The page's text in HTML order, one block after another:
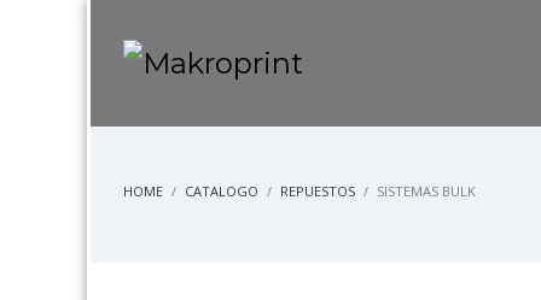
HOME CATALOGO REPUESTOS SISTEMAS BULK